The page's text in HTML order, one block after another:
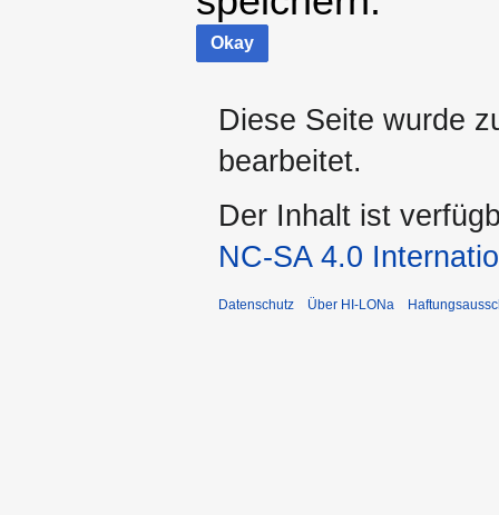
Okay
Diese Seite wurde
bearbeitet.
Der Inhalt ist
NC-SA 4.0
Datenschutz Über HI-LONa